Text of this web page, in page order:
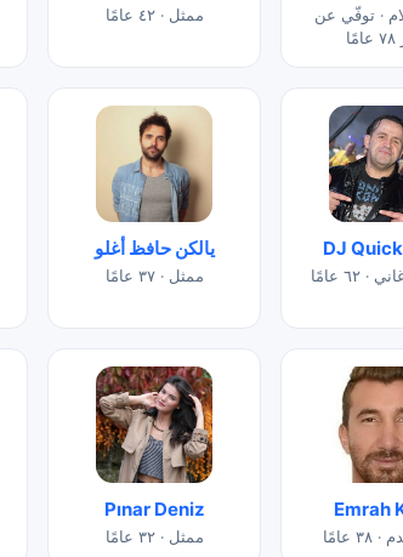
· توفّي عن
ممثل · ٤٢ عامًا
DJ
٦٢ عامًا
يالكن حافظ أغلو
ممثل · ٣٧ عامًا
Emrah
عامًا
Pınar Deniz
ممثل · ٣٢ عامًا